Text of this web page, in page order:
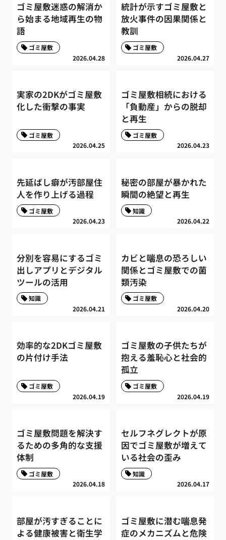
ゴミ屋敷迷惑の解消か
ら始まる地域再生の物
語
2026.04.28
ゴミ屋敷
統計が示すゴミ屋敷と
放火事件の因果関係と
教訓
2026.04.27
ゴミ屋敷
実家の2DKがゴミ屋敷
化した衝撃の事実
2026.04.25
ゴミ屋敷
ゴミ屋敷相続における
「負動産」からの脱却
と再生
2026.04.23
ゴミ屋敷
先延ばし癖が汚部屋住
人を作り上げる過程
2026.04.23
ゴミ屋敷
秘密の部屋が暴かれた
瞬間の絶望と再生
2026.04.22
知識
分別を容易にするゴミ
出しアプリとデジタル
ツールの活用
2026.04.21
知識
カビと喘息の恐ろしい
関係とゴミ屋敷での菌
類汚染
2026.04.20
ゴミ屋敷
効率的な2DKゴミ屋敷
の片付け手法
2026.04.19
ゴミ屋敷
ゴミ屋敷の子供たちが
抱える羞恥心と社会的
孤立
2026.04.19
ゴミ屋敷
ゴミ屋敷問題を解決す
るための多角的な支援
体制
2026.04.18
ゴミ屋敷
セルフネグレクトが原
因でゴミ屋敷が増えて
いる社会の歪み
2026.04.17
知識
部屋が汚すぎることに
よる健康被害と衛生学
ゴミ屋敷に潜む喘息発
症のメカニズムと危険